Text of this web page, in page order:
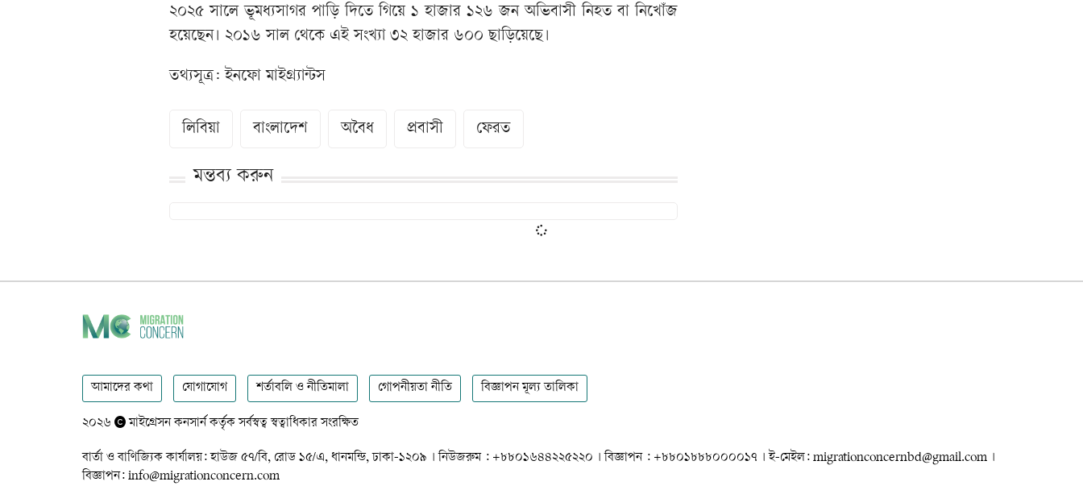
২০২৫ সালে ভূমধ্যসাগর পাড়ি দিতে গিয়ে ১ হাজার ১২৬ জন অভিবাসী নিহত বা নিখোঁজ
হয়েছেন। ২০১৬ সাল থেকে এই সংখ্যা ৩২ হাজার ৬০০ ছাড়িয়েছে।
তথ্যসূত্র: ইনফো মাইগ্র্যান্টস
লিবিয়া বাংলাদেশ অবৈধ প্রবাসী ফেরত
মন্তব্য করুন
আমাদের কথা যোগাযোগ শর্তাবলি ও নীতিমালা গোপনীয়তা নীতি বিজ্ঞাপন মূল্য তালিকা
২০২৬ মাইগ্রেসন কনসার্ন কর্তৃক সর্বস্বত্ব স্বত্বাধিকার সংরক্ষিত
বার্তা ও বাণিজ্যিক কার্যালয়: হাউজ ৫৭/বি, রোড ১৫/এ, ধানমন্ডি, ঢাকা-১২০৯ । নিউজরুম : +৮৮০১৬৪৪২২৫২২০ । বিজ্ঞাপন : +৮৮০১৮৮৮০০০০১৭ । ই-মেইল: migrationconcernbd@gmail.com ।
বিজ্ঞাপন: info@migrationconcern.com